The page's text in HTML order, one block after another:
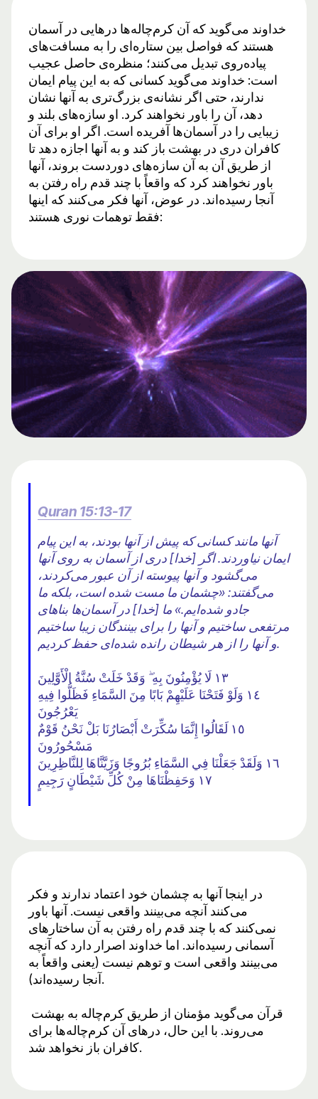
خداوند می‌گوید که آن کرم‌چاله‌ها درهایی در آسمان
هستند که فواصل بین ستاره‌ای را به مسافت‌های
پیاده‌روی تبدیل می‌کنند؛ منظره‌ی حاصل عجیب
است: خداوند می‌گوید کسانی که به این پیام ایمان
ندارند، حتی اگر نشانه‌ی بزرگ‌تری به آنها نشان
دهد، آن را باور نخواهند کرد. او سازه‌های بلند و
زیبایی را در آسمان‌ها آفریده است. اگر او برای آن
کافران دری در بهشت ​​​​باز کند و به آنها اجازه دهد تا
از طریق آن به آن سازه‌های دوردست بروند، آنها
باور نخواهند کرد که واقعاً با چند قدم راه رفتن به
آنجا رسیده‌اند. در عوض، آنها فکر می‌کنند که اینها
فقط توهمات نوری هستند:
Quran 15:13-17
آنها مانند کسانی که پیش از آنها بودند، به این پیام
ایمان نیاوردند. اگر [خدا] دری از آسمان به روی آنها
می‌گشود و آنها پیوسته از آن عبور می‌کردند،
می‌گفتند: «چشمان ما مست شده است، بلکه ما
جادو شده‌ایم.» ما [خدا] در آسمان‌ها بناهای
مرتفعی ساختیم و آنها را برای بینندگان زیبا ساختیم
و آنها را از هر شیطان رانده شده‌ای حفظ کردیم.
١٣ لَا يُؤْمِنُونَ بِهِ ۖ وَقَدْ خَلَتْ سُنَّةُ الْأَوَّلِينَ
١٤ وَلَوْ فَتَحْنَا عَلَيْهِمْ بَابًا مِنَ السَّمَاءِ فَظَلُّوا فِيهِ
يَعْرُجُونَ
١٥ لَقَالُوا إِنَّمَا سُكِّرَتْ أَبْصَارُنَا بَلْ نَحْنُ قَوْمٌ
مَسْحُورُونَ
١٦ وَلَقَدْ جَعَلْنَا فِي السَّمَاءِ بُرُوجًا وَزَيَّنَّاهَا لِلنَّاظِرِينَ
١٧ وَحَفِظْنَاهَا مِنْ كُلِّ شَيْطَانٍ رَجِيمٍ
در اینجا آنها به چشمان خود اعتماد ندارند و فکر
می‌کنند آنچه می‌بینند واقعی نیست. آنها باور
نمی‌کنند که با چند قدم راه رفتن به آن ساختارهای
آسمانی رسیده‌اند. اما خداوند اصرار دارد که آنچه
می‌بینند واقعی است و توهم نیست (یعنی واقعاً به
آنجا رسیده‌اند).
قرآن می‌گوید مؤمنان از طریق کرم‌چاله به بهشت ​​​​
می‌روند. با این حال، درهای آن کرم‌چاله‌ها برای
کافران باز نخواهد شد.